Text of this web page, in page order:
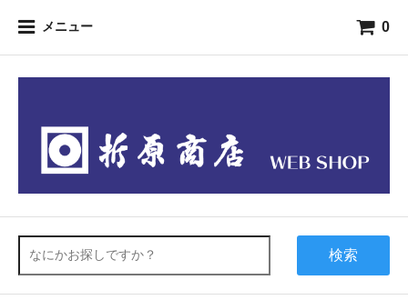
メニュー 0
検索